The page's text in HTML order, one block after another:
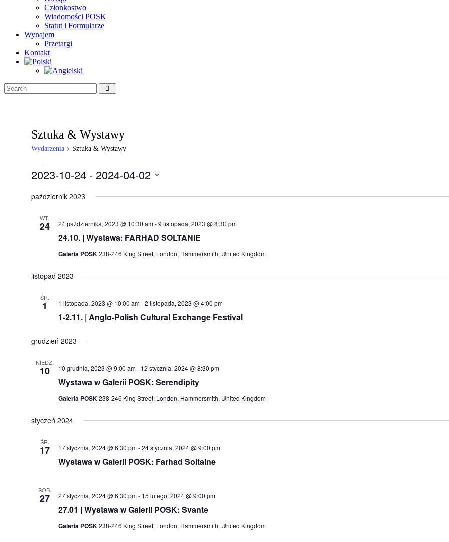
Członkostwo
Wiadomości POSK
Statut i Formularze
Wynajem
Przetargi
Kontakt
Sztuka & Wystawy
Wydarzenia Sztuka & Wystawy
Wydarzenia
2023-10-24 - 2024-04-02
datę.
październik 2023
WT.
24
24.10. | Wystawa: FARHAD SOLTANIE
24 października, 2023 @ 10:30 am-9 listopada, 2023 @ 8:30 pm
Galeria POSK238-246 King Street, London, Hammersmith, United Kingdom
listopad 2023
ŚR.
1
1-2.11. | Anglo-Polish Cultural Exchange Festival
1 listopada, 2023 @ 10:00 am-2 listopada, 2023 @ 4:00 pm
grudzień 2023
NIEDZ.
10
Wystawa w Galerii POSK: Serendipity
10 grudnia, 2023 @ 9:00 am- 12 stycznia, 2024 @ 8:30 pm
Galeria POSK238-246 King Street, London, Hammersmith, United Kingdom
styczeń 2024
ŚR.
17
Wystawa w Galerii POSK: Farhad Soltaine
17 stycznia, 2024 @ 6:30 pm-24 stycznia, 2024 @ 9:00 pm
SOB.
27
27.01 | Wystawa w Galerii POSK: Svante
27 stycznia, 2024 @ 6:30 pm- 15 lutego, 2024 @ 9:00 pm
Galeria POSK238-246 King Street, London, Hammersmith, United Kingdom